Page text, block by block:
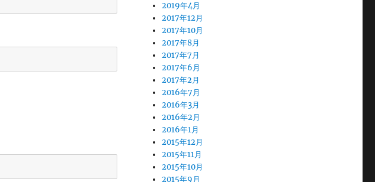
2019年4月
2017年12月
2017年10月
2017年8月
2017年7月
2017年6月
2017年2月
2016年7月
2016年3月
2016年2月
2016年1月
2015年12月
2015年11月
2015年10月
2015年9月